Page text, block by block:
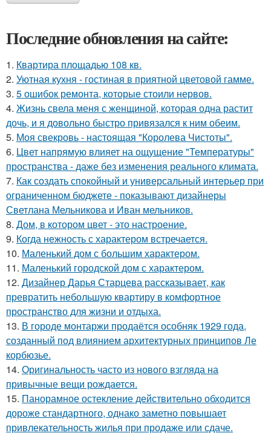
Последние обновления на сайте:
1. Квартира площадью 108 кв.
2. Уютная кухня - гостиная в приятной цветовой гамме.
3. 5 ошибок ремонта, которые стоили нервов.
4. Жизнь свела меня с женщиной, которая одна растит
дочь, и я довольно быстро привязался к ним обеим.
5. Моя свекровь - настоящая "Королева Чистоты".
6. Цвет напрямую влияет на ощущение "Температуры"
пространства - даже без изменения реального климата.
7. Как создать спокойный и универсальный интерьер при
ограниченном бюджете - показывают дизайнеры
Светлана Мельникова и Иван мельников.
8. Дом, в котором цвет - это настроение.
9. Когда нежность с характером встречается.
10. Маленький дом с большим характером.
11. Маленький городской дом с характером.
12. Дизайнер Дарья Старцева рассказывает, как
превратить небольшую квартиру в комфортное
пространство для жизни и отдыха.
13. В городе монтаржи продаётся особняк 1929 года,
созданный под влиянием архитектурных принципов Ле
корбюзье.
14. Оригинальность часто из нового взгляда на
привычные вещи рождается.
15. Панорамное остекление действительно обходится
дороже стандартного, однако заметно повышает
привлекательность жилья при продаже или сдаче.